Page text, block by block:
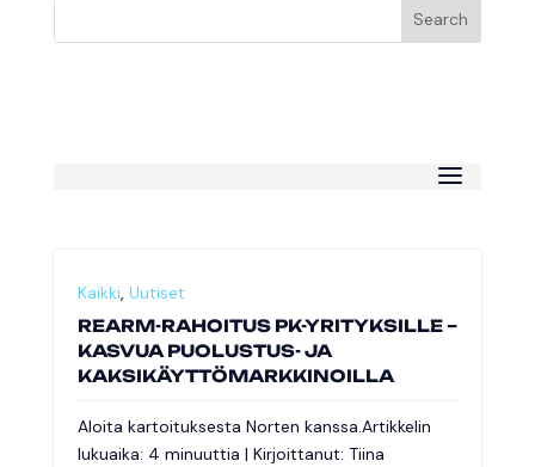
Search
Kaikki, Uutiset
REARM-RAHOITUS PK-YRITYKSILLE –
KASVUA PUOLUSTUS- JA
KAKSIKÄYTTÖMARKKINOILLA
Aloita kartoituksesta Norten kanssa.Artikkelin
lukuaika: 4 minuuttia | Kirjoittanut: Tiina